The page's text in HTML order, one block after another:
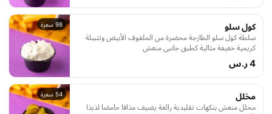
98 سعرة كول سلو
سلطة كول سلو الطازجة محضرة من الملفوف الأبيض وتتبيلة
كريمية خفيفة مثالية كطبق جانبي منعش
4 ر.س
54 سعرة مخلل
مخلل منعش بنكهات تقليدية رائعة يضيف مذاقا حامضا لذيذا